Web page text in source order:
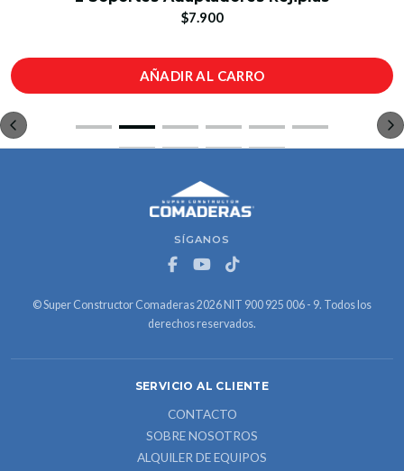
$7.900
AÑADIR AL CARRO
SÍGANOS
© Super Constructor Comaderas 2026 NIT 900 925 006 - 9. Todos los
derechos reservados.
SERVICIO AL CLIENTE
CONTACTO
SOBRE NOSOTROS
ALQUILER DE EQUIPOS